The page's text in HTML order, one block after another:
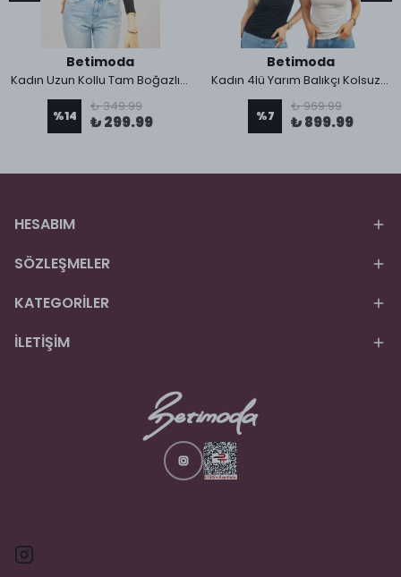
Betimoda
Kadın Uzun Kollu Tam Boğazlı Likralı Penye Badi
%14
₺ 349.99
₺ 299.99
Betimoda
Kadın 4lü Yarım Balıkçı Kolsuz Sıfır Kol Body
%7
₺ 969.99
₺ 899.99
HESABIM
SÖZLEŞMELER
KATEGORİLER
İLETİŞİM